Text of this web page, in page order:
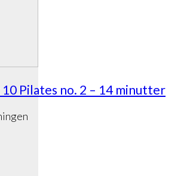
Pilates no. 2 – 14 minutter